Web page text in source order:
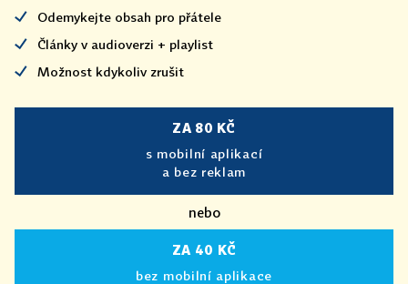
Odemykejte obsah pro přátele
Články v audioverzi + playlist
Možnost kdykoliv zrušit
ZA 80 KČ
s mobilní aplikací
a bez reklam
nebo
ZA 40 KČ
bez mobilní aplikace